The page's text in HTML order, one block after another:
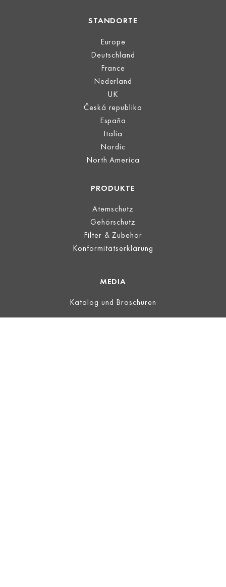
STANDORTE
Europe
Deutschland
France
Nederland
UK
Česká republika
España
Italia
Nordic
North America
PRODUKTE
Atemschutz
Gehörschutz
Filter & Zubehör
Konformitätserklärung
MEDIA
Katalog und Broschüren